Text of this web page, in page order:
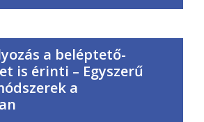
a beléptető-
is érinti – Egyszerű
a